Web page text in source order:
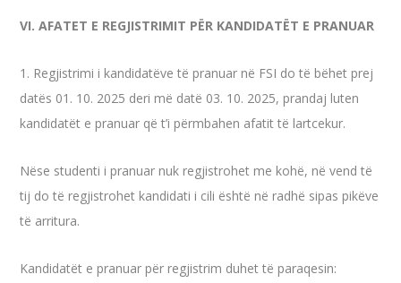
VI. AFATET E REGJISTRIMIT PËR KANDIDATËT E PRANUAR
1. Regjistrimi i kandidatëve të pranuar në FSI do të bëhet prej
datës 01. 10. 2025 deri më datë 03. 10. 2025, prandaj luten
kandidatët e pranuar që t’i përmbahen afatit të lartcekur.
Nëse studenti i pranuar nuk regjistrohet me kohë, në vend të
tij do të regjistrohet kandidati i cili është në radhë sipas pikëve
të arritura.
Kandidatët e pranuar për regjistrim duhet të paraqesin: